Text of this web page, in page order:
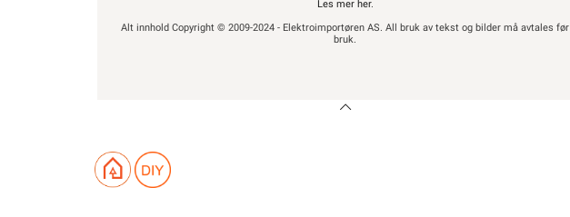
Les mer her.
Alt innhold Copyright © 2009-2024 - Elektroimportøren AS. All bruk av tekst og bilder må avtales før
bruk.